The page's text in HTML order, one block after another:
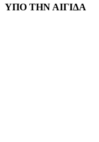
ΥΠΟ ΤΗΝ ΑΙΓΙΔΑ